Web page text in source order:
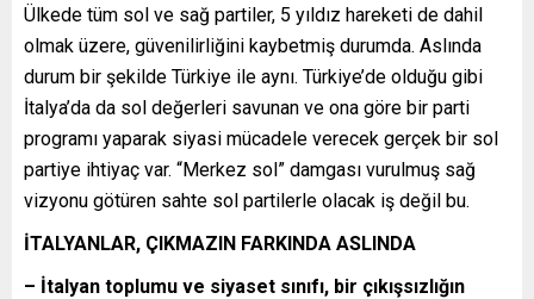
Ülkede tüm sol ve sağ partiler, 5 yıldız hareketi de dahil
olmak üzere, güvenilirliğini kaybetmiş durumda. Aslında
durum bir şekilde Türkiye ile aynı. Türkiye’de olduğu gibi
İtalya’da da sol değerleri savunan ve ona göre bir parti
programı yaparak siyasi mücadele verecek gerçek bir sol
partiye ihtiyaç var. “Merkez sol” damgası vurulmuş sağ
vizyonu götüren sahte sol partilerle olacak iş değil bu.
İTALYANLAR, ÇIKMAZIN FARKINDA ASLINDA
– İtalyan toplumu ve siyaset sınıfı, bir çıkışsızlığın